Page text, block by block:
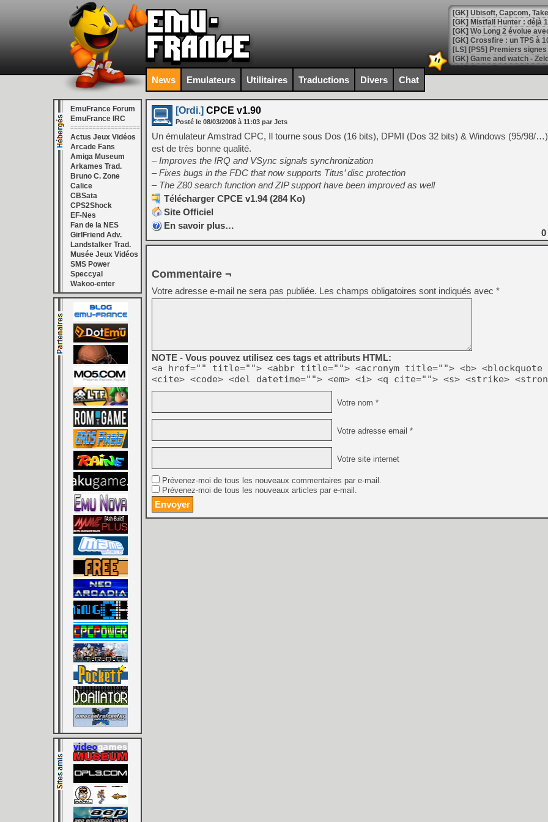
[GK] Mistfall Hunter : déjà
[GK] Wo Long 2 évolue
[GK] Crossfire : un TPS à
[LS] [PS5] Premiers
[Mo5] DOOM arrive en
[GK] Bethesda fête les 30
[GK] Roblox : l'action en
[GK] Agenda - GeForce
[LS] [PS5] ps5-y2jb-
[GK] Pourquoi Marvel
[GK] Test : Restory : Chill
[GK] GTA 6 : Rockstar
[GK] Hot Wheels Infinite
[GK] Mémoire cash -
[GK] Résultats Nintendo :
[GK] Déjà des
[Mo5] Brickboy cherche à
[GK] Minecraft et ses «
[GK] Beast of
[GK] Mémoire cash -
[GK] Dan Houser (GTA)
[GK] Comment EA Sports
[GK] Crimson Moon : un
[GK] Isle of Reveries : le
[GK] Moonlighter 2 : The
[GK] Capcom relance
[Mo5] Deux inédits du
News Emulateurs Utilitaires Traductions Divers Chat
EmuFrance Forum
EmuFrance IRC
===================
Actus Jeux Vidéos
Arcade Fans
Amiga Museum
Arkames Trad.
Bruno C. Zone
Calice
CBSata
CPS2Shock
EF-Nes
Fan de la NES
GirlFriend Adv.
Landstalker Trad.
Musée Jeux Vidéos
SMS Power
Speccyal
Wakoo-enter
[Ordi.] CPCE v1.90
Posté le 08/03/2008 à 11:03 par Jets
Un émulateur Amstrad CPC, Il tourne sous Dos (16 bits), DPMI (Dos 32 bits) & Windows (95/98/
est de très bonne qualité.
– Improves the IRQ and VSync signals synchronization
– Fixes bugs in the FDC that now supports Titus’ disc protection
– The Z80 search function and ZIP support have been improved as well
Télécharger CPCE v1.94 (284 Ko)
Site Officiel
En savoir plus…
0
Commentaire ¬
Votre adresse e-mail ne sera pas publiée. Les champs obligatoires sont indiqués avec *
NOTE - Vous pouvez utilisez ces tags et attributs HTML:
<a href="" title=""> <abbr title=""> <acronym title=""> <b> <blockquote
<cite> <code> <del datetime=""> <em> <i> <q cite=""> <s> <strike>
Votre nom *
Votre adresse email *
Votre site internet
Prévenez-moi de tous les nouveaux commentaires par e-mail.
Prévenez-moi de tous les nouveaux articles par e-mail.